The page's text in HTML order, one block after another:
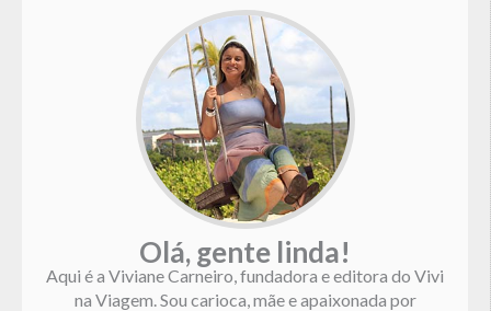
Olá, gente linda!
Aqui é a Viviane Carneiro, fundadora e editora do Vivi
na Viagem. Sou carioca, mãe e apaixonada por